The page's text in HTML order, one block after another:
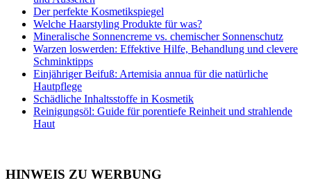
Der perfekte Kosmetikspiegel
Welche Haarstyling Produkte für was?
Mineralische Sonnencreme vs. chemischer Sonnenschutz
Warzen loswerden: Effektive Hilfe, Behandlung und clevere
Schminktipps
Einjähriger Beifuß: Artemisia annua für die natürliche
Hautpflege
Schädliche Inhaltsstoffe in Kosmetik
Reinigungsöl: Guide für porentiefe Reinheit und strahlende
Haut
HINWEIS ZU WERBUNG